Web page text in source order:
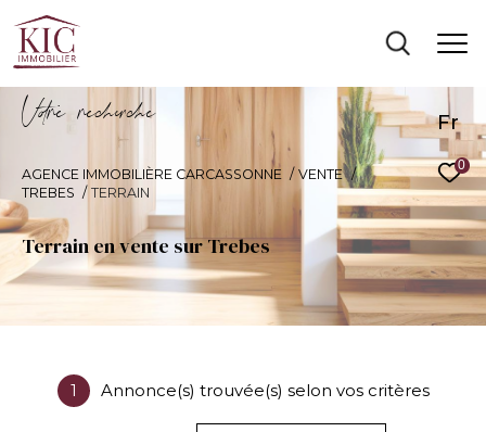
Fr
0
Vore recece
AGENCE IMMOBILIÈRE CARCASSONNE
VENTE
TREBES
TERRAIN
Terrain en vente sur Trebes
1 Annonce(s) trouvée(s) selon vos critères